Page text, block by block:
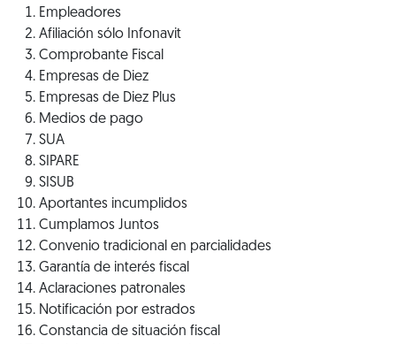
Empleadores
Afiliación sólo Infonavit
Comprobante Fiscal
Empresas de Diez
Empresas de Diez Plus
Medios de pago
SUA
SIPARE
SISUB
Aportantes incumplidos
Cumplamos Juntos
Convenio tradicional en parcialidades
Garantía de interés fiscal
Aclaraciones patronales
Notificación por estrados
Constancia de situación fiscal